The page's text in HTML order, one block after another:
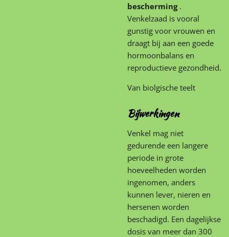
bescherming.
Venkelzaad is vooral
gunstig voor vrouwen en
draagt ​​bij aan een goede
hormoonbalans en
reproductieve gezondheid.
Van biolgische teelt
Bijwerkingen
Venkel mag niet
gedurende een langere
periode in grote
hoeveelheden worden
ingenomen, anders
kunnen lever, nieren en
hersenen worden
beschadigd. Een dagelijkse
dosis van meer dan 300